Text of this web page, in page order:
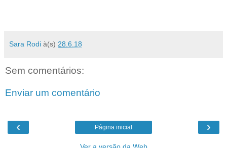
Sara Rodi à(s) 28.6.18
Sem comentários:
Enviar um comentário
‹ ›
Página inicial